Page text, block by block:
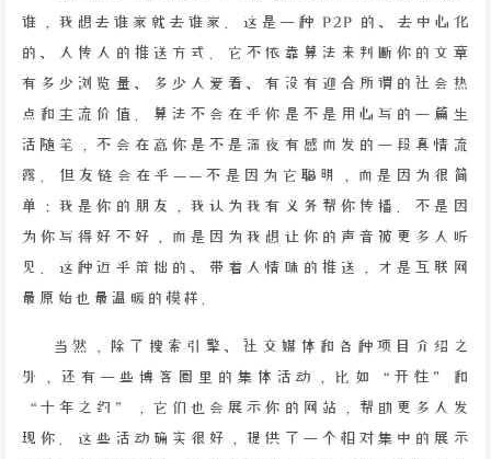
谁，我想去谁家就去谁家。这是一种 P2P 的、去中心化
的、人传人的推送方式。它不依靠算法来判断你的文章
有多少浏览量、多少人爱看、有没有迎合所谓的社会热
点和主流价值。算法不会在乎你是不是用心写的一篇生
活随笔，不会在意你是不是深夜有感而发的一段真情流
露。但友链会在乎——不是因为它聪明，而是因为很简
单：我是你的朋友，我认为我有义务帮你传播。不是因
为你写得好不好，而是因为我想让你的声音被更多人听
见。这种近乎笨拙的、带着人情味的推送，才是互联网
最原始也最温暖的模样。
当然，除了搜索引擎、社交媒体和各种项目介绍之
外，还有一些博客圈里的集体活动，比如“开往”和
“十年之约”，它们也会展示你的网站，帮助更多人发
现你。这些活动确实很好，提供了一个相对集中的展示